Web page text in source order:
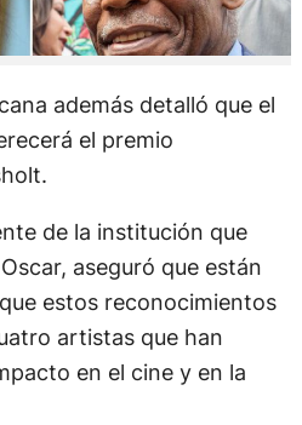
además detalló que el
el premio
de la institución que
aseguró que están
estos reconocimientos
artistas que han
en el cine y en la